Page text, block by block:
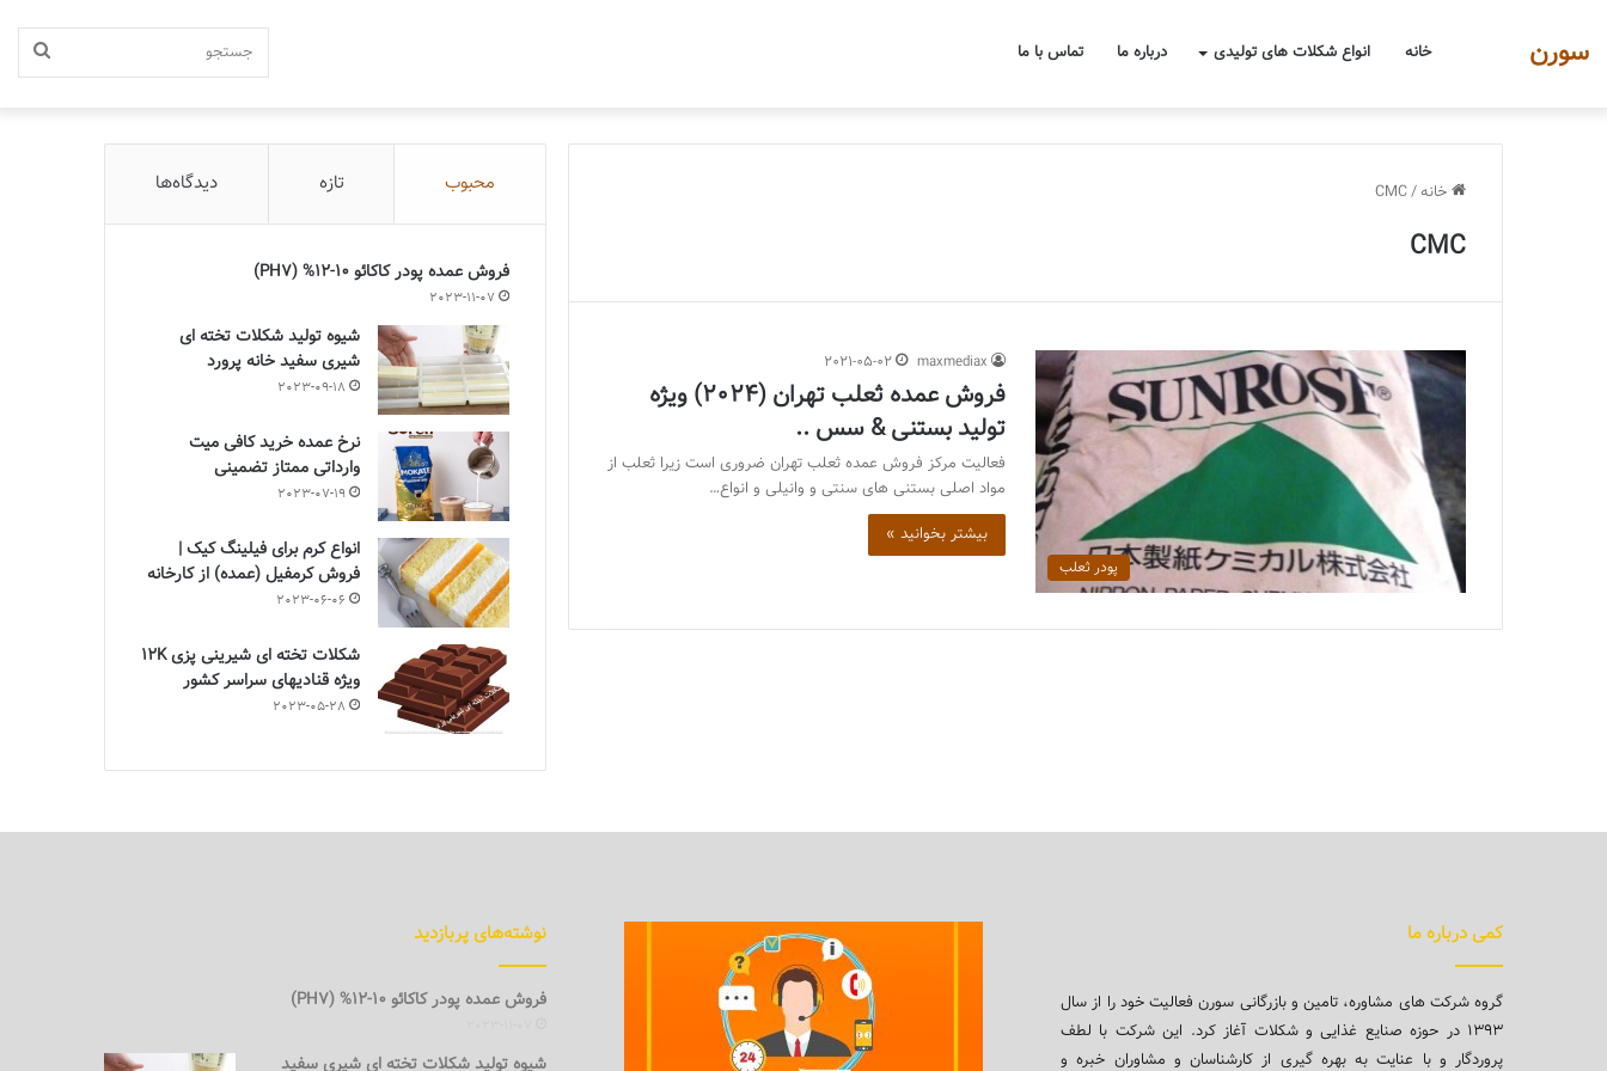
سورن خانه انواع شکلات های تولیدی درباره ما تماس با ما
خانه/
CMC
CMC
پودر ثعلب
maxmediax
2021-05-02
فروش عمده ثعلب تهران (2024) ویژه
تولید بستنی & سس ..
فعالیت مرکز فروش عمده ثعلب تهران ضروری است زیرا ثعلب از
مواد اصلی بستنی های سنتی و وانیلی و انواع…
بیشتر بخوانید »
محبوب تازه دیدگاه‌ها
فروش عمده پودر کاکائو 10-12% (PH7)
2023-11-07
شیوه تولید شکلات تخته ای
شیری سفید خانه پرورد
2023-09-18
نرخ عمده خرید کافی میت
وارداتی ممتاز تضمینی
2023-07-19
انواع کرم برای فیلینگ کیک |
فروش کرمفیل (عمده) از کارخانه
2023-06-06
شکلات تخته ای شیرینی پزی 12K
ویژه قنادیهای سراسر کشور
2023-05-28
کمی درباره ما
گروه شرکت های مشاوره، تامین و بازرگانی سورن فعالیت خود را از سال
۱۳۹۳ در حوزه صنایع غذایی و شکلات آغاز کرد. این شرکت با لطف
پروردگار و با عنایت به بهره گیری از کارشناسان و مشاوران خبره و
نوشته‌های پربازدید
فروش عمده پودر کاکائو 10-12% (PH7)
شیوه تولید شکلات تخته ای شیری سفید